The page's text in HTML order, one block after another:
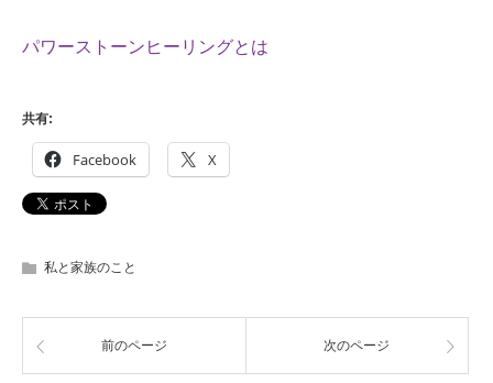
パワーストーンヒーリングとは
共有:
Facebook X
私と家族のこと
前のページ 次のページ